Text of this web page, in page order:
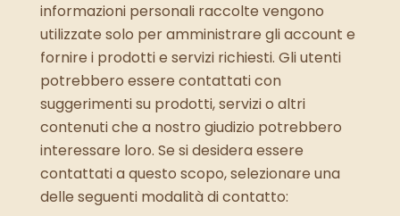
informazioni personali raccolte vengono
utilizzate solo per amministrare gli account e
fornire i prodotti e servizi richiesti. Gli utenti
potrebbero essere contattati con
suggerimenti su prodotti, servizi o altri
contenuti che a nostro giudizio potrebbero
interessare loro. Se si desidera essere
contattati a questo scopo, selezionare una
delle seguenti modalità di contatto: